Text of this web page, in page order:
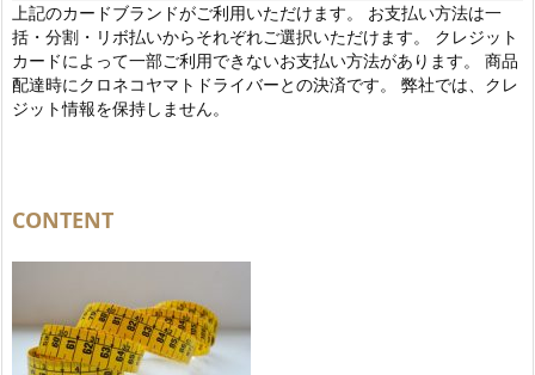
上記のカードブランドがご利用いただけます。 お支払い方法は一
括・分割・リボ払いからそれぞれご選択いただけます。 クレジット
カードによって一部ご利用できないお支払い方法があります。 商品
配達時にクロネコヤマトドライバーとの決済です。 弊社では、クレ
ジット情報を保持しません。
CONTENT